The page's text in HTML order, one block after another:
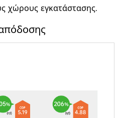
χώρους εγκατάστασης.